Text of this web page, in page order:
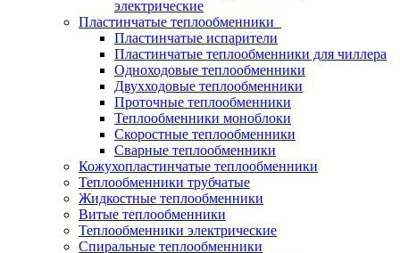
электрические
Пластинчатые теплообменники
Пластинчатые испарители
Пластинчатые теплообменники для чиллера
Одноходовые теплообменники
Двухходовые теплообменники
Проточные теплообменники
Теплообменники моноблоки
Скоростные теплообменники
Сварные теплообменники
Кожухопластинчатые теплообменники
Теплообменники трубчатые
Жидкостные теплообменники
Витые теплообменники
Теплообменники электрические
Спиральные теплообменники